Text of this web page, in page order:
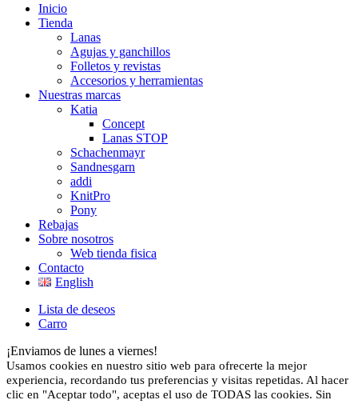
Inicio
Tienda
Lanas
Agujas y ganchillos
Folletos y revistas
Accesorios y herramientas
Nuestras marcas
Katia
Concept
Lanas STOP
Schachenmayr
Sandnesgarn
addi
KnitPro
Pony
Rebajas
Sobre nosotros
Web tienda fisica
Contacto
English
Lista de deseos
Carro
¡Enviamos de lunes a viernes!
Usamos cookies en nuestro sitio web para ofrecerte la mejor
experiencia, recordando tus preferencias y visitas repetidas. Al hacer
clic en "Aceptar todo", aceptas el uso de TODAS las cookies. Sin